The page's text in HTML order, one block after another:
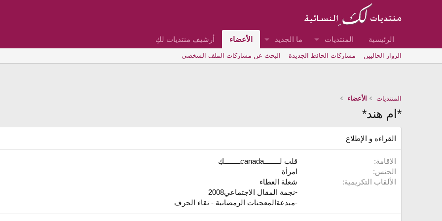
الرئيسية المنتديات ما الجديد الأعضاء أرشيف منتديات لكِ
الزوار الحاليين مشاركات الحائط الجديدة البحث عن مشاركات الملف الشخصي
المنتديات الأعضاء
*ام هند*
القراءه و الإطلاع
الإقامة
قلب لــــــــcanadaــــــــكِ
الجنس
امرأة
الألقاب التكريمية
شعلة العطاء
-نجمة المقال الاجتماعي2008
-مبدعةالمعجنات الرمضانية - نقاء الحرف